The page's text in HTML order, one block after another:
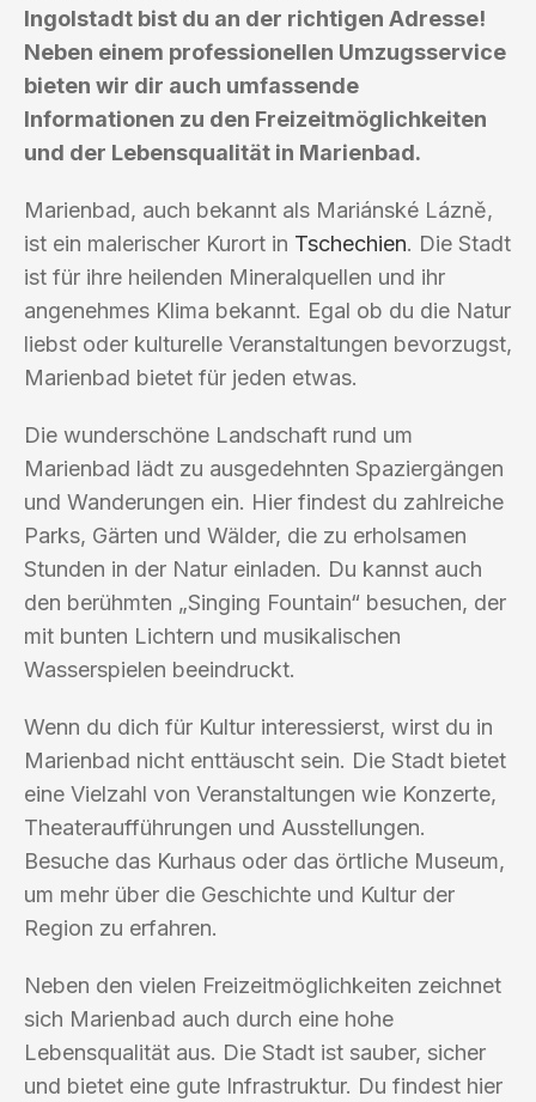
Ingolstadt bist du an der richtigen Adresse!
Neben einem professionellen Umzugsservice
bieten wir dir auch umfassende
Informationen zu den Freizeitmöglichkeiten
und der Lebensqualität in Marienbad.
Marienbad, auch bekannt als Mariánské Lázně,
ist ein malerischer Kurort in Tschechien. Die Stadt
ist für ihre heilenden Mineralquellen und ihr
angenehmes Klima bekannt. Egal ob du die Natur
liebst oder kulturelle Veranstaltungen bevorzugst,
Marienbad bietet für jeden etwas.
Die wunderschöne Landschaft rund um
Marienbad lädt zu ausgedehnten Spaziergängen
und Wanderungen ein. Hier findest du zahlreiche
Parks, Gärten und Wälder, die zu erholsamen
Stunden in der Natur einladen. Du kannst auch
den berühmten „Singing Fountain“ besuchen, der
mit bunten Lichtern und musikalischen
Wasserspielen beeindruckt.
Wenn du dich für Kultur interessierst, wirst du in
Marienbad nicht enttäuscht sein. Die Stadt bietet
eine Vielzahl von Veranstaltungen wie Konzerte,
Theateraufführungen und Ausstellungen.
Besuche das Kurhaus oder das örtliche Museum,
um mehr über die Geschichte und Kultur der
Region zu erfahren.
Neben den vielen Freizeitmöglichkeiten zeichnet
sich Marienbad auch durch eine hohe
Lebensqualität aus. Die Stadt ist sauber, sicher
und bietet eine gute Infrastruktur. Du findest hier